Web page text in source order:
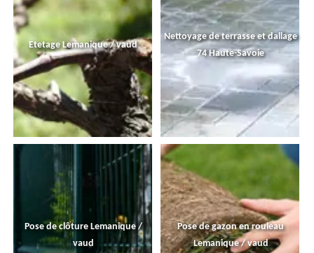
Etetage Lemanique / vaud
Nettoyage de terrasse et dallage
74 Haute-Savoie
Pose de clôture Lemanique /
vaud
Pose de gazon en rouleau
Lemanique / vaud